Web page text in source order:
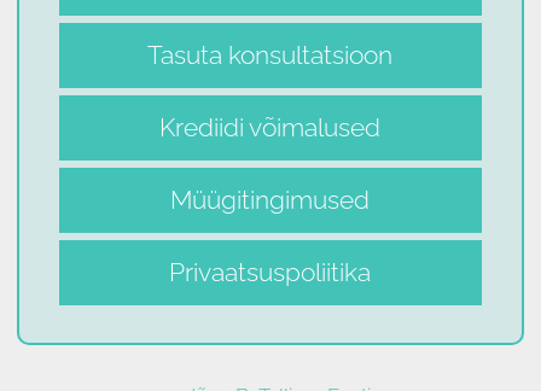
Tasuta konsultatsioon
Krediidi võimalused
Müügitingimused
Privaatsuspoliitika